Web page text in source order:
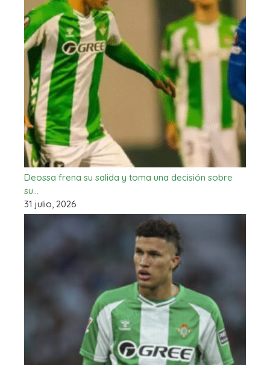
Deossa frena su salida y toma una decisión sobre
su…
31 julio, 2026